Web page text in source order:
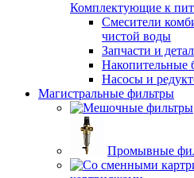
Комплектующие к
Смесители
чистой воды
Запчасти и
Накопительные
Насосы и
Магистральные фильтры
Промывные